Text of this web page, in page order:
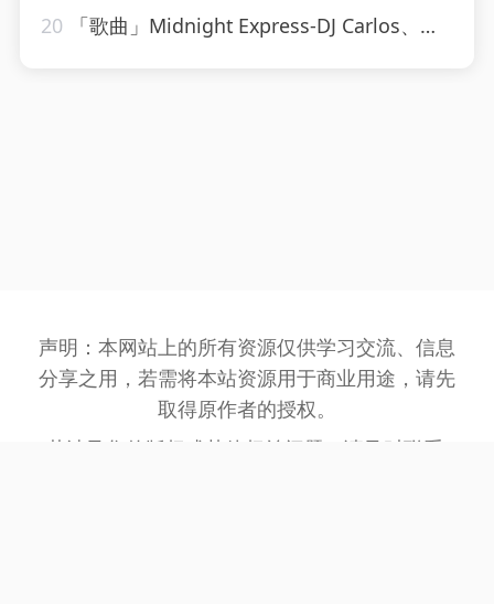
20 「歌曲」Midnight Express-DJ Carlos、Manny Ribeira
声明：本网站上的所有资源仅供学习交流、信息
分享之用，若需将本站资源用于商业用途，请先
取得原作者的授权。
若涉及您的版权或其他权益问题，请及时联系: